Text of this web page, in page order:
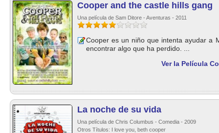
Cooper and the castle hills gang
Una película de Sam Ditore - Aventuras - 2011
Cooper es un niño que intenta ayudar a
encontrar algo que ha perdido. ...
Ver la Película
La noche de su vida
Una película de Chris Columbus - Comedia - 2009
Otros Títulos: I love you, beth cooper